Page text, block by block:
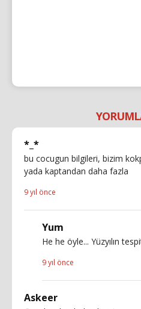
*_*
bu cocugun bilgileri, bizim
yada kaptandan daha fazla
9 yıl önce
Yum
He he öyle... Yüzyılın
9 yıl önce
Askeer